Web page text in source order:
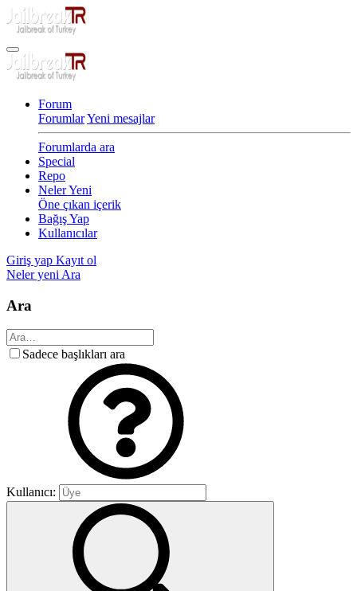
Forum
ForumlarYeni mesajlar
Forumlarda ara
Special
Repo
Neler Yeni
Öne çıkan içerik
Bağış Yap
Kullanıcılar
Giriş yap Kayıt ol
Neler yeni Ara
Ara
Sadece başlıkları ara
Kullanıcı: